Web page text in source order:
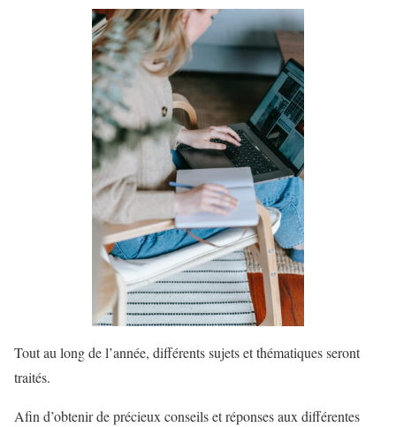
Tout au long de l’année, différents sujets et thématiques seront
traités.
Afin d’obtenir de précieux conseils et réponses aux différentes